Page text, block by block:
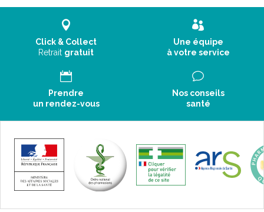
Autres couleurs du modèle Secret Opaque Collant :
Click & Collect
Retrait gratuit
Une équipe
à votre service
Prendre
un rendez-vous
Nos conseils
santé